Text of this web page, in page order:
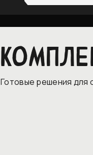
Готовые решения для